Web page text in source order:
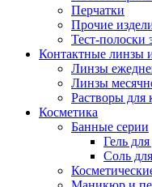
Перчатки
Прочие
Тест-полоски
Контактные линзы
Линзы
Линзы
Растворы для
Косметика
Банные серии
Гель
Соль